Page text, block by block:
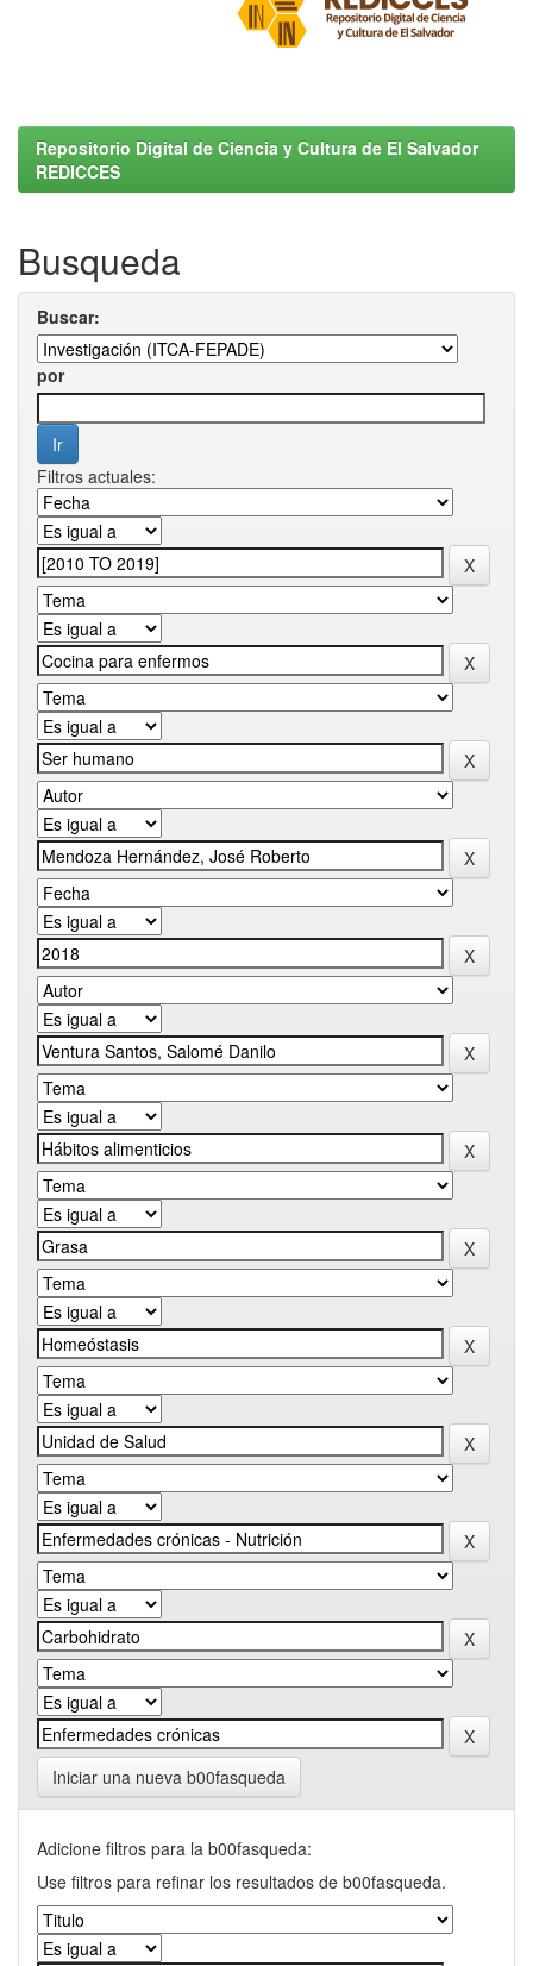
Repositorio Digital de Ciencia y Cultura de El Salvador
REDICCES
Busqueda
Buscar:
por
Filtros actuales:
Iniciar una nueva b00fasqueda
Adicione filtros para la b00fasqueda:
Use filtros para refinar los resultados de b00fasqueda.